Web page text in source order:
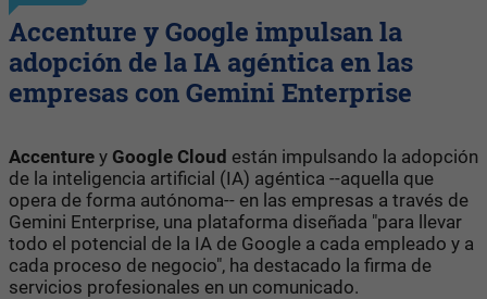
Accenture y Google impulsan la
adopción de la IA agéntica en las
empresas con Gemini Enterprise
Accenture y Google Cloud están impulsando la adopción
de la inteligencia artificial (IA) agéntica --aquella que
opera de forma autónoma-- en las empresas a través de
Gemini Enterprise, una plataforma diseñada "para llevar
todo el potencial de la IA de Google a cada empleado y a
cada proceso de negocio", ha destacado la firma de
servicios profesionales en un comunicado.